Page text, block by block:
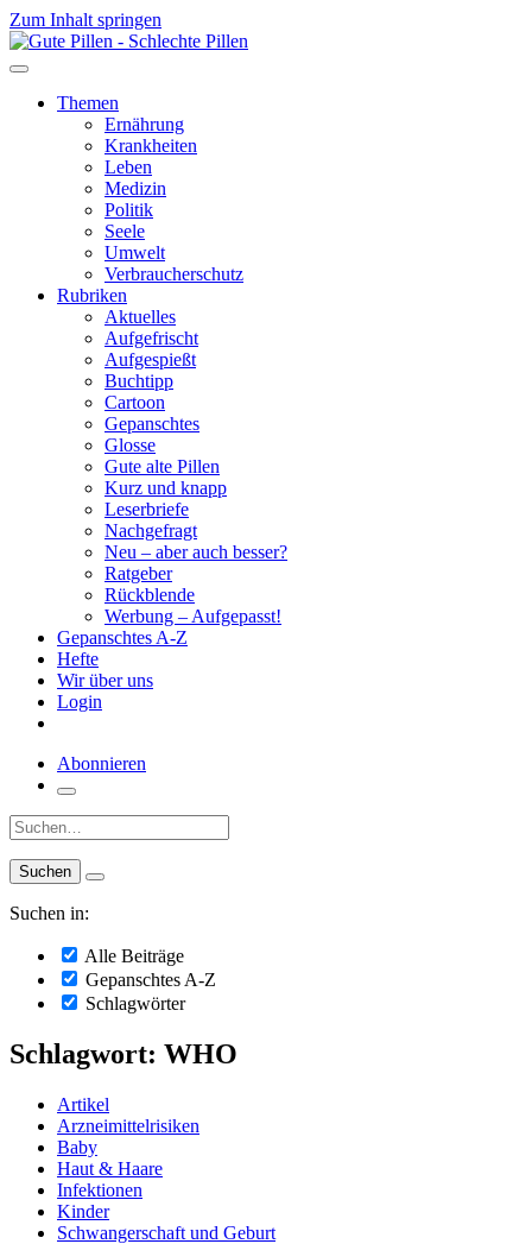
Zum Inhalt springen
Themen
Ernährung
Krankheiten
Leben
Medizin
Politik
Seele
Umwelt
Verbraucherschutz
Rubriken
Aktuelles
Aufgefrischt
Aufgespießt
Buchtipp
Cartoon
Gepanschtes
Glosse
Gute alte Pillen
Kurz und knapp
Leserbriefe
Nachgefragt
Neu – aber auch besser?
Ratgeber
Rückblende
Werbung – Aufgepasst!
Gepanschtes A-Z
Hefte
Wir über uns
Login
Abonnieren
Suche:
Suchen in:
Alle Beiträge
Gepanschtes A-Z
Schlagwörter
Schlagwort: WHO
Artikel
Arzneimittelrisiken
Baby
Haut & Haare
Infektionen
Kinder
Schwangerschaft und Geburt